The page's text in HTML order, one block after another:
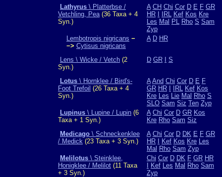
Lathyrus \ Platterbse /
Vetchling, Pea(36 Taxa + 4
Syn.)
A CH Chi Cor D E F GR
HR
IRL Kef Kos Kre
Les Mal PL Rho S Sam
Zyp
Lembotropis nigricans −
−> Cytisus nigricans
A D HR
Lens \ Wicke / Vetch (2
Syn.)
D GR S
Lotus \ Hornklee / Bird's-
Foot Trefoil (26 Taxa + 4
Syn.)
A And Chi Cor D E F
GR HR IRL Kef Kos
Kre Les Lie Mal Rho S
SLO Sam Siz Ten Zyp
Lupinus \ Lupine / Lupin (6
Taxa + 1 Syn.)
A Chi Cor D GR Kos
Kre Rho Sam Siz
Medicago \ Schneckenklee
/ Medick (23 Taxa + 3 Syn.)
A Chi Cor D DK E F GR
HR
Kef Kos Kre Les
Mal Rho Sam Zyp
Melilotus \ Steinklee,
Honigklee / Melilot (11 Taxa
+ 3 Syn.)
Chi Cor D DK F GR HR
Kef Les Mal Rho Sam
Zyp